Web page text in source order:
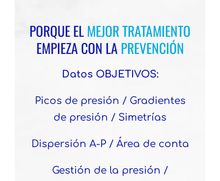
PORQUE ELMEJOR TRATAMIENTO
EMPIEZA CON LAPREVENCIÓN
Datos OBJETIVOS:
Picos de presión / Gradientes
de presión / Simetrías
Dispersión A-P / Área de conta
Gestión de la presión /